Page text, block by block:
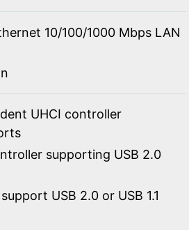
10/100/1000 Mbps LAN
UHCI controller
supporting USB 2.0
USB 2.0 or USB 1.1